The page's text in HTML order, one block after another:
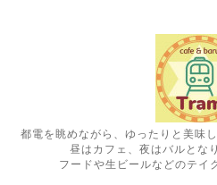
都電を眺めながら、ゆったりと美味
昼はカフェ、夜はバルとな
フードや生ビールなどのテイ